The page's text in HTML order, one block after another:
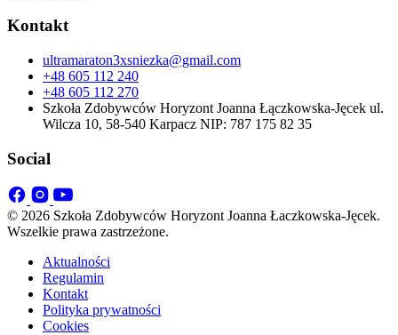
Kontakt
ultramaraton3xsniezka@gmail.com
+48 605 112 240
+48 605 112 270
Szkoła Zdobywców Horyzont Joanna Łączkowska-Jęcek ul.
Wilcza 10, 58-540 Karpacz NIP: 787 175 82 35
Social
© 2026 Szkoła Zdobywców Horyzont Joanna Łaczkowska-Jęcek.
Wszelkie prawa zastrzeżone.
Aktualności
Regulamin
Kontakt
Polityka prywatności
Cookies